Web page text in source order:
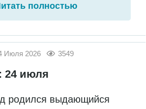
полностью
Июля 2026 3549
24 июля
родился выдающийся